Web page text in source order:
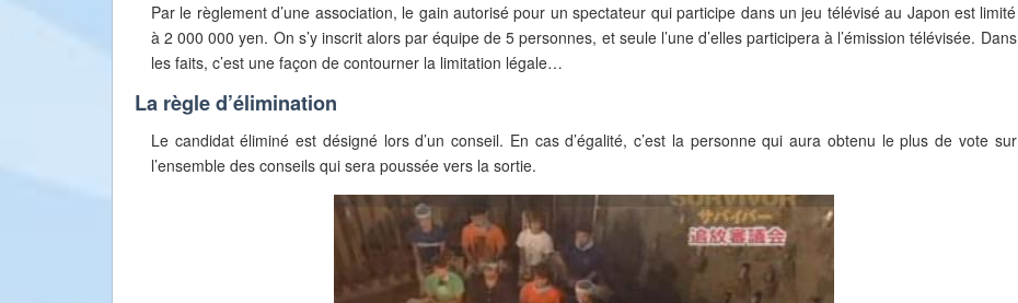
Par le règlement d’une association, le gain autorisé pour un spectateur qui participe dans un jeu télévisé au Japon est limité
à 2 000 000 yen. On s’y inscrit alors par équipe de 5 personnes, et seule l’une d’elles participera à l’émission télévisée. Dans
les faits, c’est une façon de contourner la limitation légale…
La règle d’élimination
Le candidat éliminé est désigné lors d’un conseil. En cas d’égalité, c’est la personne qui aura obtenu le plus de vote sur
l’ensemble des conseils qui sera poussée vers la sortie.